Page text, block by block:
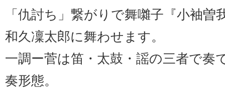
「仇討ち」繋がりで舞囃子『小袖曽
和久凜太郎に舞わせます。
一調ー菅は笛・太鼓・謡の三者で奏
奏形態。